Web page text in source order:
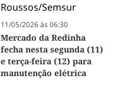
11/05/2026 às 06:30
Mercado da Redinha
fecha nesta segunda (11)
e terça-feira (12) para
manutenção elétrica